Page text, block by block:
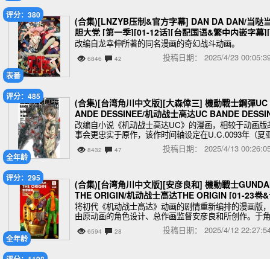
表番
评分：380
(合集)[LNZYB压制&官方字幕] DAN DA DAN/当哒
胆大党 [第一季][01-12话][台配国语&繁中内嵌字幕
080P][MP4]
改编自龙幸伸所著的同名漫画的奇幻战斗动画。
6846 42 投稿日期： 2025/4/23
全年龄
评分：485
(合集)[台湾角川中文版][大森倖三] 機動戰士鋼彈UC
ANDE DESSINEE/机动战士高达UC BANDE
E [01-17卷]
改编自小说《机动战士高达UC》的漫画，相较于动画版
事会更忠实于原作，该作时间轴设定在U.C.0093年（夏
叛乱，第二次新吉恩战争）与 U.C.0099年（月球危机）
间的U.C.96年，以地球联邦
8432 47 投稿日期： 2025/4/13
全年龄
评分：295
(合集)[台湾角川中文版][安彦良和] 機動戰士
THE ORIGIN/机动战士高达THE ORIGIN [01-23卷
定集]
将初代《机动战士高达》动画的剧情重新编排的漫画版，
由原动画的角色设计、总作画监督安彦良和所创作。于角
川书店旗下《月刊GUNDAM ACE》创刊号（2001年6月
日发售）—2011年6月
6594 28 投稿日期： 2025/4/12